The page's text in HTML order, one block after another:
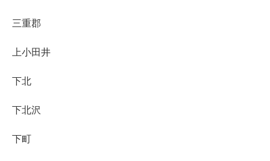
三重郡
上小田井
下北
下北沢
下町